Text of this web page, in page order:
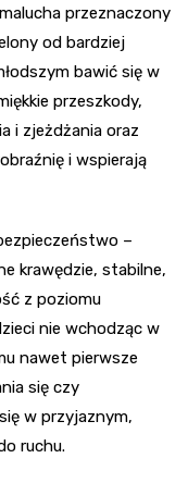
przeznaczony
od bardziej
bawić się w
przeszkody,
i zjeżdżania oraz
i wspierają
–
krawędzie, stabilne,
z poziomu
nie wchodząc w
nawet pierwsze
się czy
w przyjaznym,
ruchu.